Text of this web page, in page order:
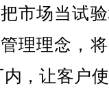
市场当试
理理念，
，让客户